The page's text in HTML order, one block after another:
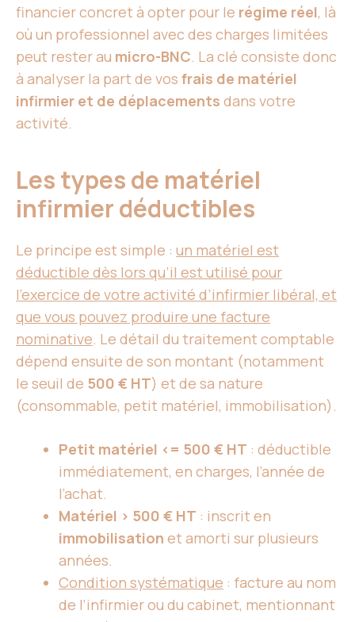
financier concret à opter pour le régime réel, là
où un professionnel avec des charges limitées
peut rester au micro-BNC. La clé consiste donc
à analyser la part de vos frais de matériel
infirmier et de déplacements dans votre
activité.
Les types de matériel
infirmier déductibles
Le principe est simple : un matériel est
déductible dès lors qu’il est utilisé pour
l’exercice de votre activité d’infirmier libéral, et
que vous pouvez produire une facture
nominative. Le détail du traitement comptable
dépend ensuite de son montant (notamment
le seuil de 500 € HT) et de sa nature
(consommable, petit matériel, immobilisation).
Petit matériel <= 500 € HT : déductible
immédiatement, en charges, l’année de
l’achat.
Matériel > 500 € HT : inscrit en
immobilisation et amorti sur plusieurs
années.
Condition systématique : facture au nom
de l’infirmier ou du cabinet, mentionnant